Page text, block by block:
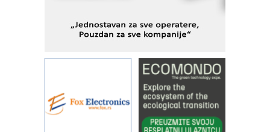
STAUFF – Komponente koje
sistema
YAMADA pumpe – japanska
pouzdanost u transferu fluida
Filtration Group Industrial – Napredna
rešenja za filtraciju u hidrauličkim i
procesnim sistemima